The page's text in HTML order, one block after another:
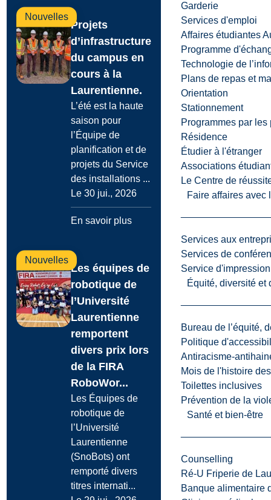
Garderie
Services d'emploi
Affaires étudiantes
Programme
Technologie de
Plans de repas et
Orientation
Stationnement
Programmes par les
Résidence
Étudier à l'étranger
Associations
Le Centre de
Faire affaires avec
Services aux
Services de
Service d'impression
Équité, diversité et
Bureau de l’équité,
Politique
Antiracisme-
Mois de l'histoire
Toilettes inclusives
Prévention de la
Santé et bien-être
Counselling
Ré-U Friperie de
Banque alimentaire
Nouvelles
Projets
d’infrastructure
du campus en
cours à la
Laurentienne.
L’été est la haute
saison pour
l’Équipe de
planification et de
projets du Service
des installations ...
Le 30 jui., 2026
En savoir plus
Nouvelles
Les équipes de
robotique de
l’Université
Laurentienne
remportent
divers prix lors
de la FIRA
RoboWor...
Les Équipes de
robotique de
l’Université
Laurentienne
(SnoBots) ont
remporté divers
titres internati...